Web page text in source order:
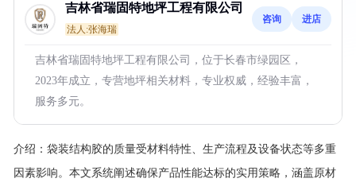
吉林省瑞固特地坪工程有限公司
法人:张海瑞
咨询 进店
吉林省瑞固特地坪工程有限公司，位于长春市绿园区，
2023年成立，专营地坪相关材料，专业权威，经验丰富，
服务多元。
介绍： 袋装结构胶的质量受材料特性、生产流程及设备状态等多重
因素影响。本文系统阐述确保产品性能达标的实用策略，涵盖原材